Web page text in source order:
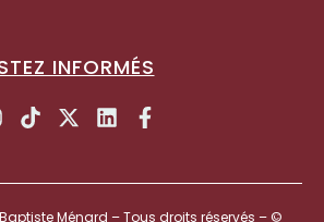
INFORMÉS
Ménard – Tous droits réservés – ©